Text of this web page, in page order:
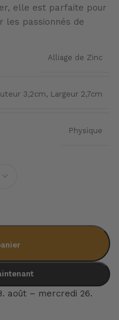
elle est parfaite pour
les passionnés de
Alliage de Zinc
3,2cm, Largeur 2,7cm
Physique
août – mercredi 26.